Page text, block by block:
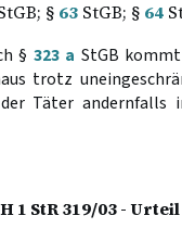
§ 63StGB; § 64
§ 323 a StGB
trotz
Täter andernfalls
1 StR 319/03 -